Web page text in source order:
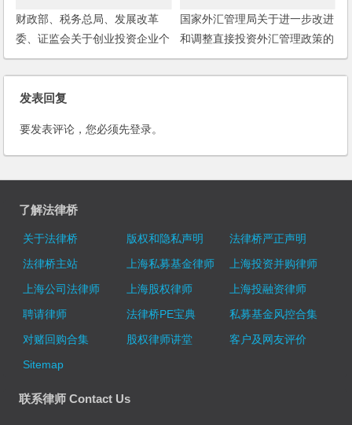
财政部、税务总局、发展改革
委、证监会关于创业投资企业个
人合伙人所得税政策问题的通知
国家外汇管理局关于进一步改进
和调整直接投资外汇管理政策的
通知
发表回复
要发表评论，您必须先登录。
了解法律桥
关于法律桥 版权和隐私声明
法律桥严正声明
法律桥主站
上海私募基金律师
上海投资并购律师
上海公司法律师
上海股权律师
上海投融资律师
聘请律师
法律桥PE宝典
私募基金风控合集
对赌回购合集
股权律师讲堂
客户及网友评价
Sitemap
联系律师 Contact Us